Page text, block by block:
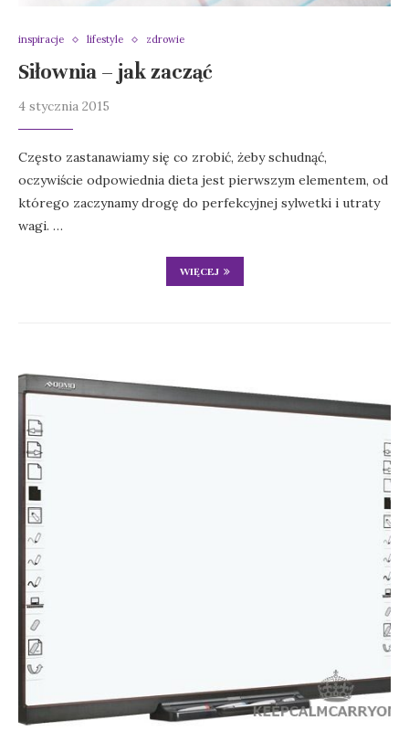
inspiracje lifestyle zdrowie
Siłownia – jak zacząć
4 stycznia 2015
Często zastanawiamy się co zrobić, żeby schudnąć,
oczywiście odpowiednia dieta jest pierwszym elementem, od
którego zaczynamy drogę do perfekcyjnej sylwetki i utraty
wagi. …
WIĘCEJ